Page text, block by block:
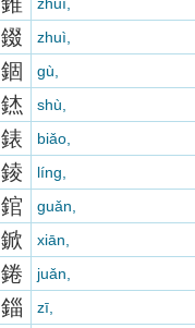
錣
zhuì,
錮
gù,
錰
shù,
錶
biǎo,
錂
líng,
錧
guǎn,
鍁
xiān,
錈
juǎn,
錙
zī,